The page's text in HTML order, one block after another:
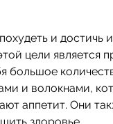
и достичь
цели является
большое
и волокнами,
аппетит. Они